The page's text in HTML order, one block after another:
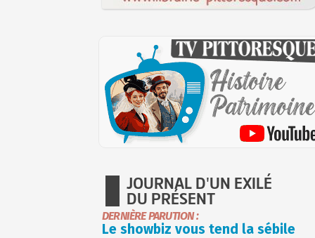
JOURNAL D'UN EXILÉ
DU PRÉSENT
DERNIÈRE PARUTION :
Le showbiz vous tend la sébile